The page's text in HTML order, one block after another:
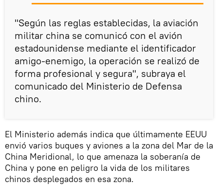
"Según las reglas establecidas, la aviación
militar china se comunicó con el avión
estadounidense mediante el identificador
amigo-enemigo, la operación se realizó de
forma profesional y segura", subraya el
comunicado del Ministerio de Defensa
chino.
El Ministerio además indica que últimamente EEUU
envió varios buques y aviones a la zona del Mar de la
China Meridional, lo que amenaza la soberanía de
China y pone en peligro la vida de los militares
chinos desplegados en esa zona.